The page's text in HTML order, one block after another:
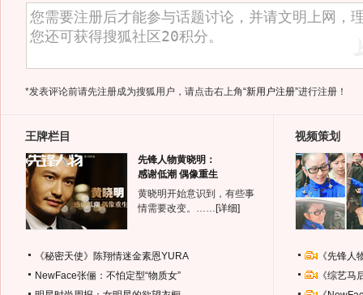
*发表评论前请先注册成为搜狐用户，请点击右上角“新用户注册”进行注册！
王牌栏目
先锋人物黄晓明：
感谢低潮 偶像重生
黄晓明开始意识到，有些事
情需要改变。…… [详细]
《秘密天使》陈翔情迷金素恩YURA
NewFace张俪：不怕定型“物质女”
视频策划
《先锋
《综艺